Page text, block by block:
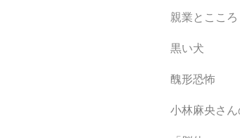
親業とこころ
黒い犬
醜形恐怖
小林麻央さん